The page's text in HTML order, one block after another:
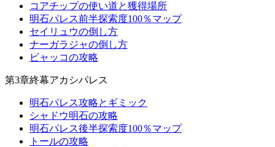
コアチップの使い道と獲得場所
明石パレス前半探索度100％マップ
セイリュウの倒し方
ナーガラジャの倒し方
ビャッコの攻略
第3章終幕アカシパレス
明石パレス攻略とギミック
シャドウ明石の攻略
明石パレス後半探索度100％マップ
トールの攻略